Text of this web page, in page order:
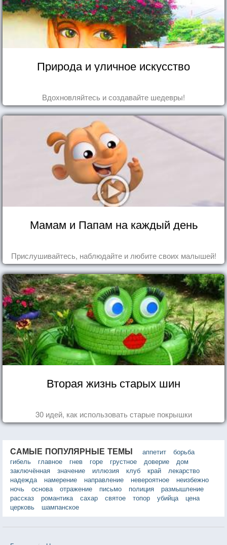
Природа и уличное искусство
Вдохновляйтесь и создавайте шедевры!
Мамам и Папам на каждый день
Прислушивайтесь, наблюдайте и любите своих малышей!
Вторая жизнь старых шин
30 идей, как использовать старые покрышки
САМЫЕ ПОПУЛЯРНЫЕ ТЕМЫ аппетит
борьба
гибель
главное гнев горе грустное доверие
дом
заключённая
значение иллюзия клуб край
лекарство
надежда
намерение направление невероятное
неизбежно
ночь
основа отражение письмо полиция
размышление
рассказ
романтика сахар святое топор убийца
цена
церковь
шампанское